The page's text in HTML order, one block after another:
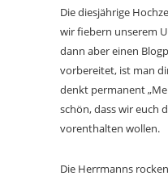
Die diesjährige
wir fiebern unserem
dann aber einen
vorbereitet, ist man
denkt permanent
schön, dass wir euch
vorenthalten wollen.
Die Herrmanns